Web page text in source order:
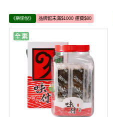
《樂愉悅》 品牌館未滿$1000 運費$80